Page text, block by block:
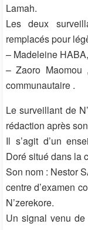
Lamah.
Les deux
remplacés pour
– Madeleine
– Zaoro Maomou
communautaire .
Le surveillant de
rédaction après
Il s’agit d’un
Doré situé dans la
Son nom : Nestor
centre d’examen
N’zerekore.
Un signal venu